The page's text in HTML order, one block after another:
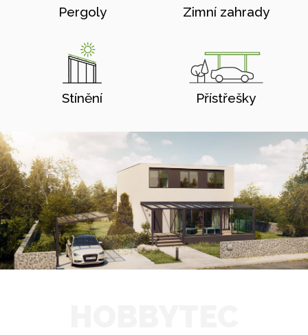
Pergoly Zimní zahrady
Stínění Přístřešky